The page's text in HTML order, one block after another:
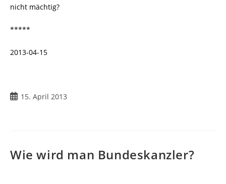
nicht mächtig?
*****
2013-04-15
15. April 2013
Wie wird man Bundeskanzler?